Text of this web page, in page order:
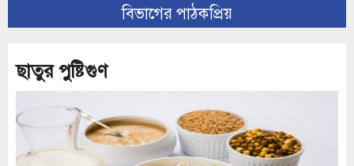
বিভাগের পাঠকপ্রিয়
ছাতুর পুষ্টিগুণ